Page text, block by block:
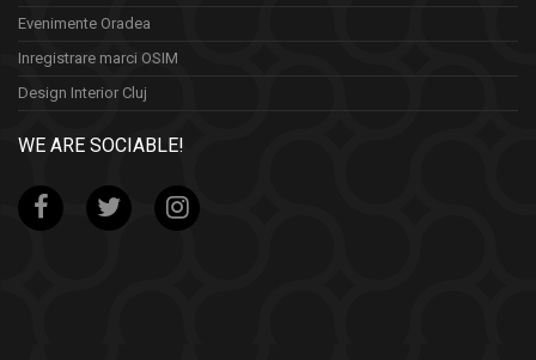
Evenimente Oradea
Inregistrare marci OSIM
Design Interior Cluj
WE ARE SOCIABLE!